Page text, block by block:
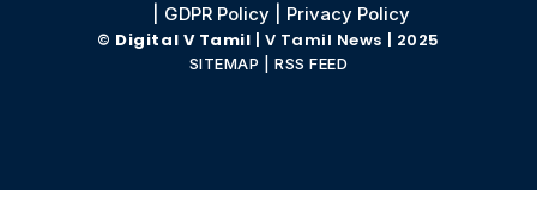
GDPR Policy| Privacy Policy
© Digital V Tamil | V Tamil News | 2025
SITEMAP |RSS FEED